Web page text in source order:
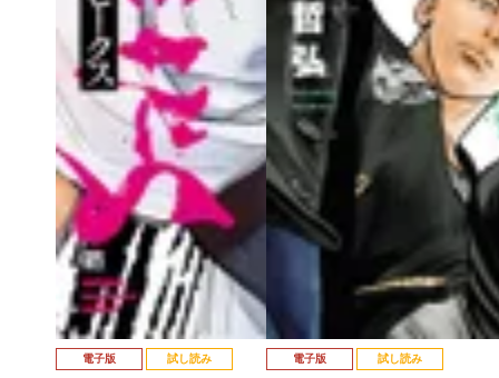
電子版 試し読み 電子版 試し読み